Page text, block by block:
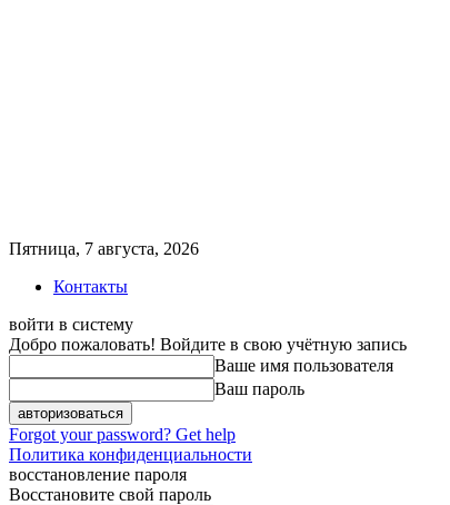
Пятница, 7 августа, 2026
Контакты
войти в систему
Добро пожаловать! Войдите в свою учётную запись
Ваше имя пользователя
Ваш пароль
Forgot your password? Get help
Политика конфиденциальности
восстановление пароля
Восстановите свой пароль